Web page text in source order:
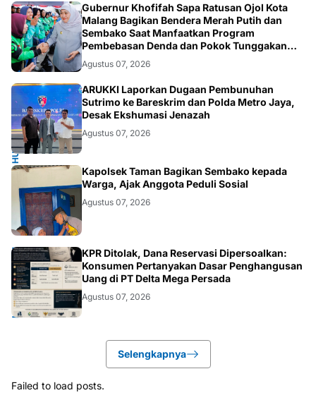
SOSIAL
Gubernur Khofifah Sapa Ratusan Ojol Kota
Malang Bagikan Bendera Merah Putih dan
Sembako Saat Manfaatkan Program
Pembebasan Denda dan Pokok Tunggakan
PKB
Agustus 07, 2026
HUKUM.NASIONAL
ARUKKI Laporkan Dugaan Pembunuhan
Sutrimo ke Bareskrim dan Polda Metro Jaya,
Desak Ekshumasi Jenazah
Agustus 07, 2026
POLRI.SOSIAL
Kapolsek Taman Bagikan Sembako kepada
Warga, Ajak Anggota Peduli Sosial
Agustus 07, 2026
HUKUM.DAERAH
KPR Ditolak, Dana Reservasi Dipersoalkan:
Konsumen Pertanyakan Dasar Penghangusan
Uang di PT Delta Mega Persada
Agustus 07, 2026
Selengkapnya
Failed to load posts.